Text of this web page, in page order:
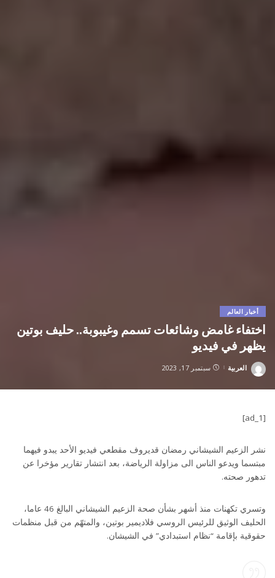
أخبار العالم
اختفاء غامض وشائعات تسمم وغيبوبة.. حليف بوتين
يظهر في فيديو
Posted
العربية سبتمبر 17, 2023
[ad_1]
نشر الزعيم الشيشاني رمضان قديروف مقطعي فيديو الأحد يبدو فيهما
مبتسما ويدعو الناس الى مزاولة الرياضة، بعد انتشار تقارير مؤخرا عن
تدهور صحته.
وتسري تكهنات منذ أشهر بشأن صحة الزعيم الشيشاني البالغ 46 عاما،
الحليف الوثيق للرئيس الروسي فلاديمير بوتين، والمتهّم من قبل منظمات
حقوقية بإقامة “نظام استبدادي” في الشيشان.